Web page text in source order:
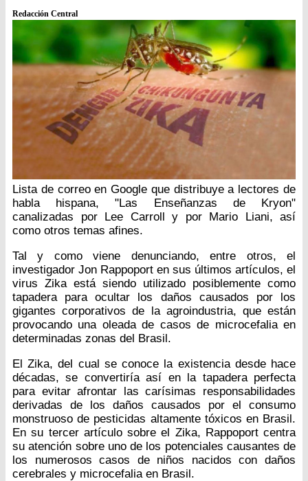
Redacción Central
Lista de correo en Google que distribuye a lectores de
habla hispana, "Las Enseñanzas de Kryon"
canalizadas por Lee Carroll y por Mario Liani, así
como otros temas afines.
Tal y como viene denunciando, entre otros, el
investigador Jon Rappoport en sus últimos artículos, el
virus Zika está siendo utilizado posiblemente como
tapadera para ocultar los daños causados por los
gigantes corporativos de la agroindustria, que están
provocando una oleada de casos de microcefalia en
determinadas zonas del Brasil.
El Zika, del cual se conoce la existencia desde hace
décadas, se convertiría así en la tapadera perfecta
para evitar afrontar las carísimas responsabilidades
derivadas de los daños causados por el consumo
monstruoso de pesticidas altamente tóxicos en Brasil.
En su tercer artículo sobre el Zika, Rappoport centra
su atención sobre uno de los potenciales causantes de
los numerosos casos de niños nacidos con daños
cerebrales y microcefalia en Brasil.